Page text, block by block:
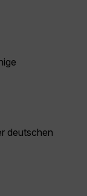
deutschen